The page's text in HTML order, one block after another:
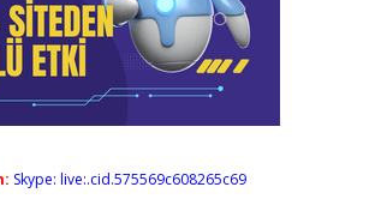
Skype: live:.cid.575569c608265c69